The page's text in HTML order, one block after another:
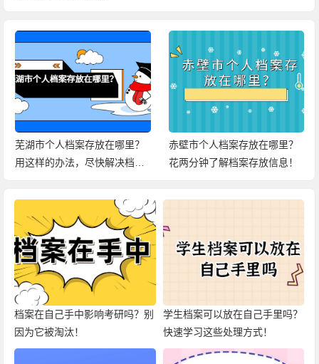
芜湖市个人档案存放在哪里？
用这样的办法，尽快解决档案
赤壁市个人档案存放在哪里？
花两分钟了解档案存放信息！
档案在自己手中影响考研吗？别
因为它被淘汰！
学生档案可以放在自己手里吗？
快速学习这些处理方式！